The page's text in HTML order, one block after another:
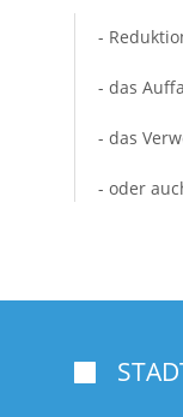
-
- das
- das
- oder
